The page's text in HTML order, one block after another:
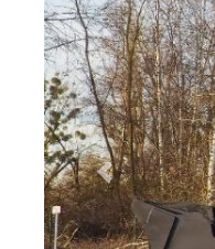
Poprzednie